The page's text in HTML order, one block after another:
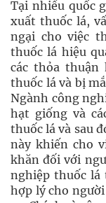
Tại nhiều quốc
xuất thuốc lá,
ngại cho việc
thuốc lá hiệu
các thỏa thuận
thuốc lá và bị
Ngành công
hạt giống và
thuốc lá và sau
này khiến cho
khăn đối với
nghiệp thuốc lá
hợp lý cho